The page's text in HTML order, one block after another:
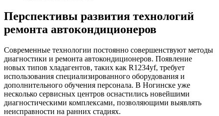
Перспективы развития технологий
ремонта автокондиционеров
Современные технологии постоянно совершенствуют методы
диагностики и ремонта автокондиционеров. Появление
новых типов хладагентов, таких как R1234yf, требует
использования специализированного оборудования и
дополнительного обучения персонала. В Ногинске уже
несколько сервисных центров оснастились новейшими
диагностическими комплексами, позволяющими выявлять
неисправности на ранних стадиях.